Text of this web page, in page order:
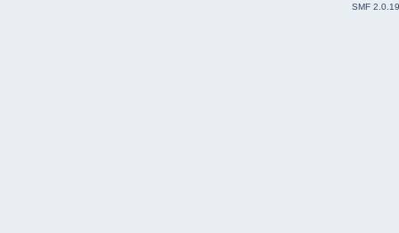
SMF 2.0.19